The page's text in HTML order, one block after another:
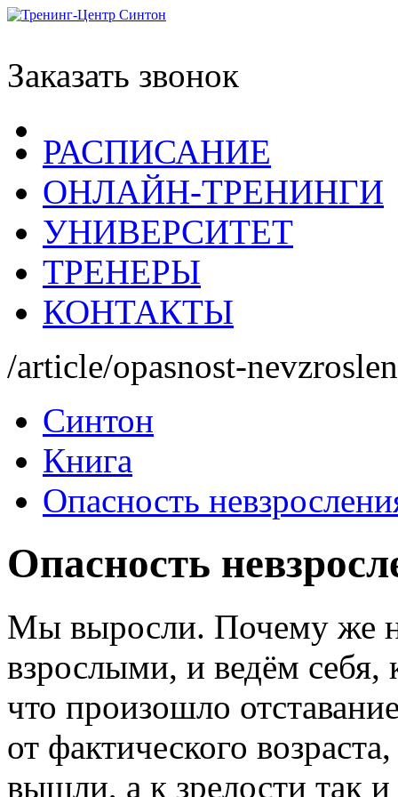
Заказать звонок
РАСПИСАНИЕ
ОНЛАЙН-ТРЕНИНГИ
УНИВЕРСИТЕТ
ТРЕНЕРЫ
КОНТАКТЫ
/article/opasnost-
Синтон
Книга
Опасность
Опасность
Мы выросли. Почему же
взрослыми, и ведём себя,
что произошло
от фактического
вышли, а к зрелости так